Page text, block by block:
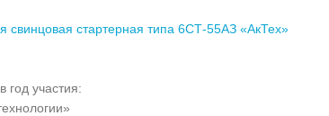
свинцовая стартерная типа 6СТ-55АЗ «АкТех»
год участия: